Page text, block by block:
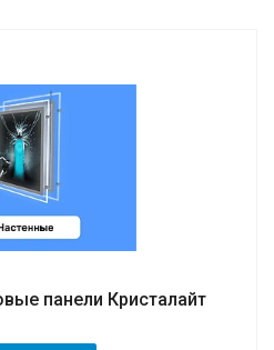
панели Кристалайт